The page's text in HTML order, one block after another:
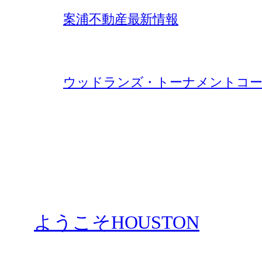
案浦不動産最新情報
ウッドランズ・トーナメントコ
ようこそHOUSTON